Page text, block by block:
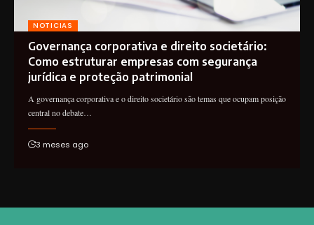
NOTICIAS
Governança corporativa e direito societário:
Como estruturar empresas com segurança
jurídica e proteção patrimonial
A governança corporativa e o direito societário são temas que ocupam posição
central no debate…
3 meses ago